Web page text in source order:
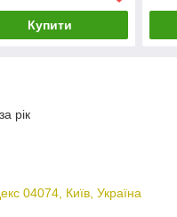
Купити
рік
04074, Київ, Україна